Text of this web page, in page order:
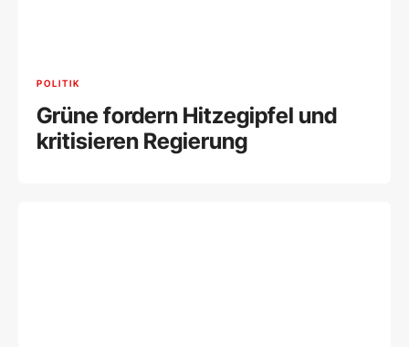
POLITIK
Grüne fordern Hitzegipfel und
kritisieren Regierung